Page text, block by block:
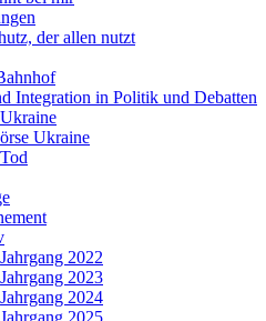
der allen nutzt
Integration in Politik und Debatten
Ukraine
Jahrgang 2022
Jahrgang 2023
Jahrgang 2024